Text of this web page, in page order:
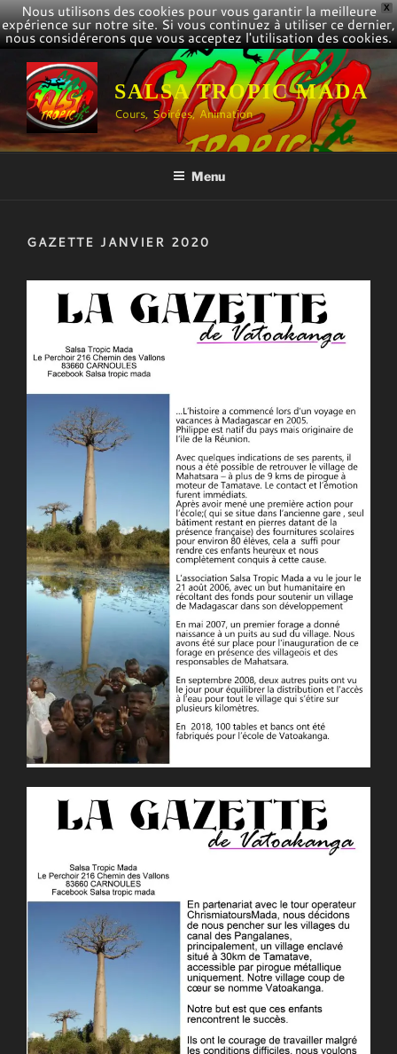
X
Nous utilisons des cookies pour vous garantir la meilleure
expérience sur notre site. Si vous continuez à utiliser ce dernier,
nous considérerons que vous acceptez l'utilisation des cookies.
Aller
contenu
principal
SALSA TROPIC MADA
Cours, Soirées, Animation
Menu
GAZETTE JANVIER 2020